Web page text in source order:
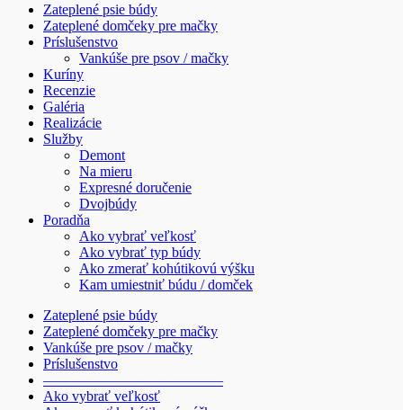
Zateplené psie búdy
Zateplené domčeky pre mačky
Príslušenstvo
Vankúše pre psov / mačky
Kuríny
Recenzie
Galéria
Realizácie
Služby
Demont
Na mieru
Expresné doručenie
Dvojbúdy
Poradňa
Ako vybrať veľkosť
Ako vybrať typ búdy
Ako zmerať kohútikovú výšku
Kam umiestniť búdu / domček
Zateplené psie búdy
Zateplené domčeky pre mačky
Vankúše pre psov / mačky
Príslušenstvo
————————————–
Ako vybrať veľkosť